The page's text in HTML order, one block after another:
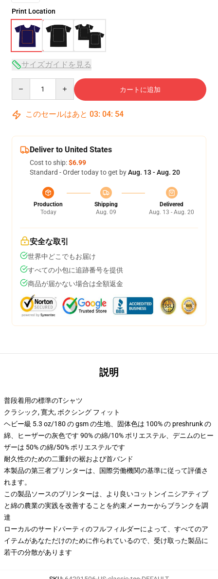
Print Location
サイズガイドを見る
カートに追加
このセールはあと 03: 04: 54
Deliver to United States
Cost to ship:$6.99
Standard - Order today to get byAug. 13 - Aug. 20
Production
Today
Shipping
Aug. 09
Delivered
Aug. 13 - Aug. 20
安全な取引
世界中どこでもお届け
すべての小包に追跡番号を提供
商品が届かない場合は全額返金
説明
普段着用の標準のTシャツ
クラシック, 寛大, ボクシング フィット
ヘビー級 5.3 oz/180 の gsm の生地、固体色は 100% の preshrunk の
綿、ヒーザーの灰色です 90% の綿/10% ポリエステル、デニムのヒー
ザーは 50% の綿/50% ポリエステルです
耐久性のための二重針の裾および首バンド
本製品の第三者プリンターは、国際労働機関の基準に従って評価さ
れます。
この製品ソースのプリンターは、より良いコットンイニシアティブ
と綿の農業の実践を改善することを約束メーカーからブランクを調
達
ローカルのサードパーティのフルフィルダーによって、すべてのア
イテムがあなただけのために作られているので、受け取った製品に
若干の分散があります